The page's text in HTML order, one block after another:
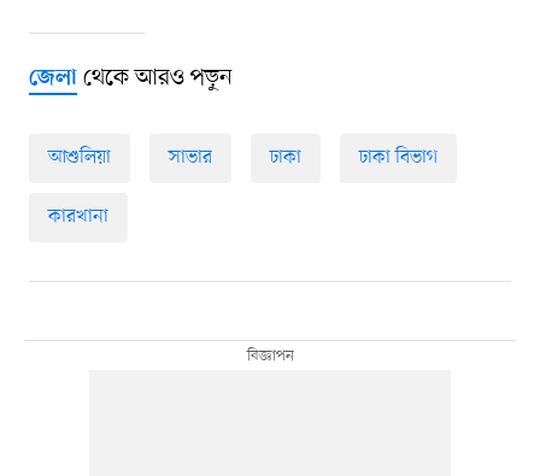
জেলাথেকে আরও পড়ুন
আশুলিয়া সাভার ঢাকা ঢাকা বিভাগ
কারখানা